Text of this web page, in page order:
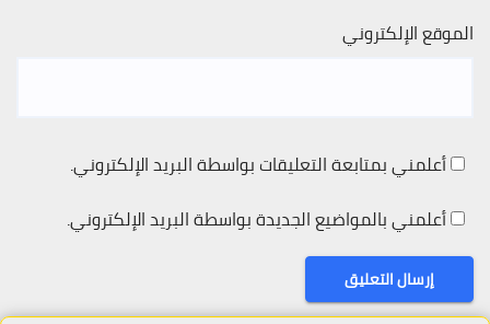
الموقع الإلكتروني
أعلمني بمتابعة التعليقات بواسطة البريد الإلكتروني.
أعلمني بالمواضيع الجديدة بواسطة البريد الإلكتروني.